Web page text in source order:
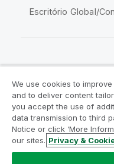
Escritório Global/
Acordos legais
Legal Policies
Termos de uso
Do Not Share My Info
We use cookies to
and to deliver content
you accept the use of
data transmission to third
Notice or click ‘More
our sites. Privacy &